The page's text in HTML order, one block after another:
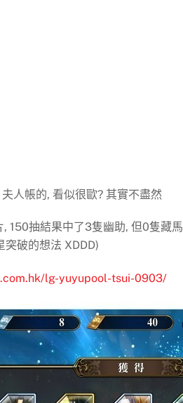
人帳的, 看似很歐? 其實不盡然
150抽結果中了3隻幽助, 但0隻藏馬
突破的想法 XDDD)
lg-yuyupool-tsui-0903/